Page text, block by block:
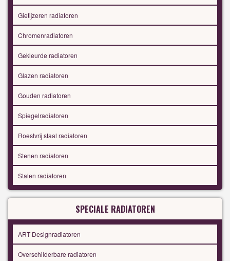
Gietijzeren radiatoren
Chromenradiatoren
Gekleurde radiatoren
Glazen radiatoren
Gouden radiatoren
Spiegelradiatoren
Roestvrij staal radiatoren
Stenen radiatoren
Stalen radiatoren
SPECIALE RADIATOREN
ART Designradiatoren
Overschilderbare radiatoren